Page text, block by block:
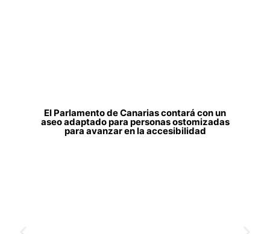
El Parlamento de Canarias contará con un
aseo adaptado para personas ostomizadas
para avanzar en la accesibilidad